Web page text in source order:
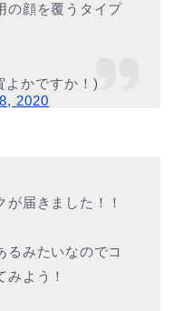
の顔を覆うタイプ
かですか！)
2020
届きました！！
るみたいなのでコ
みよう！